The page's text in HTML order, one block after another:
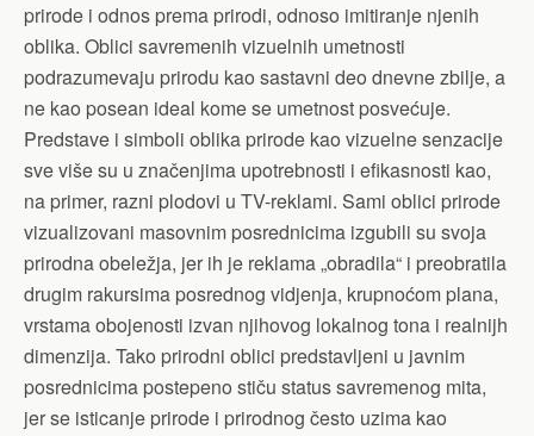
prirode i odnos prema prirodi, odnoso imitiranje njenih
oblika. Oblici savremenih vizuelnih umetnosti
podrazumevaju prirodu kao sastavni deo dnevne zbilje, a
ne kao posean ideal kome se umetnost posvećuje.
Predstave i simboli oblika prirode kao vizuelne senzacije
sve više su u značenjima upotrebnosti i efikasnosti kao,
na primer, razni plodovi u TV-reklami. Sami oblici prirode
vizualizovani masovnim posrednicima izgubili su svoja
prirodna obeležja, jer ih je reklama „obradila“ i preobratila
drugim rakursima posrednog vidjenja, krupnoćom plana,
vrstama obojenosti izvan njihovog lokalnog tona i realnijh
dimenzija. Tako prirodni oblici predstavljeni u javnim
posrednicima postepeno stiču status savremenog mita,
jer se isticanje prirode i prirodnog često uzima kao